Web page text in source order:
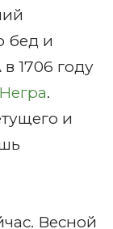
бед и
1706 году
.
и
Весной